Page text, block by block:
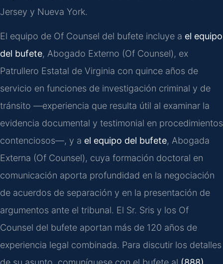
Jersey y Nueva York.
El equipo de Of Counsel del bufete incluye a el equipo
del bufete, Abogado Externo (Of Counsel), ex
Patrullero Estatal de Virginia con quince años de
servicio en funciones de investigación criminal y de
tránsito —experiencia que resulta útil al examinar la
evidencia documental y testimonial en procedimientos
contenciosos—, y a el equipo del bufete, Abogada
Externa (Of Counsel), cuya formación doctoral en
comunicación aporta profundidad en la negociación
de acuerdos de separación y en la presentación de
argumentos ante el tribunal. El Sr. Sris y los Of
Counsel del bufete aportan más de 120 años de
experiencia legal combinada. Para discutir los detalles